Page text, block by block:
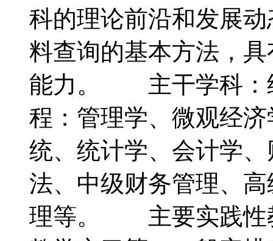
科的理论前沿和发展
料查询的基本方法，
能力。 主干学科：
程：管理学、微观经
统、统计学、会计学
法、中级财务管理、
理等。 主要实践性